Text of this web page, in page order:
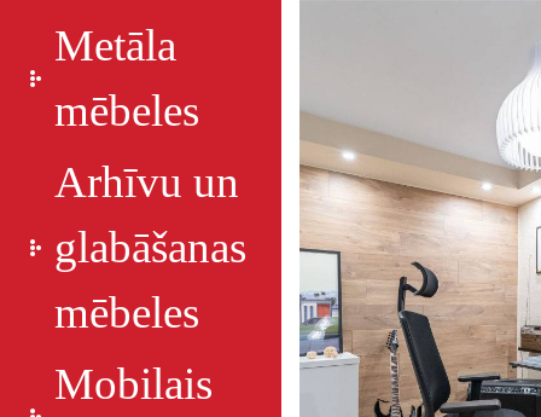
Metāla
mēbeles
Arhīvu un
glabāšanas
mēbeles
Mobilais